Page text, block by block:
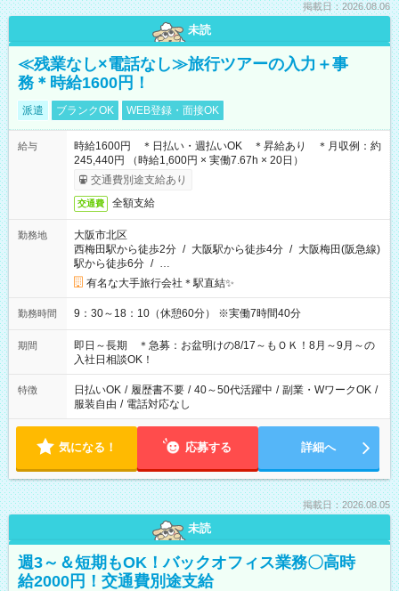
掲載日：2026.08.06
未読
≪残業なし×電話なし≫旅行ツアーの入力＋事
務＊時給1600円！
派遣 ブランクOK WEB登録・面接OK
給与
時給1600円 ＊日払い・週払いOK ＊昇給あり ＊月収例：約
245,440円 （時給1,600円 × 実働7.67h × 20日）
交通費別途支給あり
交通費 全額支給
勤務地
大阪市北区
西梅田駅から徒歩2分 / 大阪駅から徒歩4分 / 大阪梅田(阪急線)
駅から徒歩6分 / …
有名な大手旅行会社＊駅直結✨
勤務時間 9：30～18：10（休憩60分） ※実働7時間40分
期間
即日～長期 ＊急募：お盆明けの8/17～もＯＫ！8月～9月～の
入社日相談OK！
特徴 日払いOK / 履歴書不要 / 40～50代活躍中 / 副業・WワークOK /
服装自由 / 電話対応なし
気になる！ 応募する 詳細へ
掲載日：2026.08.05
未読
週3～＆短期もOK！バックオフィス業務〇高時
給2000円！交通費別途支給